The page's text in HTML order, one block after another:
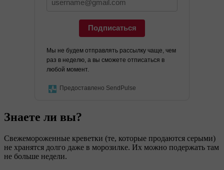
Подписаться
Мы не будем отправлять рассылку чаще, чем
раз в неделю, а вы сможете отписаться в
любой момент.
Предоставлено SendPulse
Знаете ли вы?
Свежемороженные креветки (те, которые продаются серыми)
не хранятся долго даже в морозилке. Их можно подержать там
не больше недели.